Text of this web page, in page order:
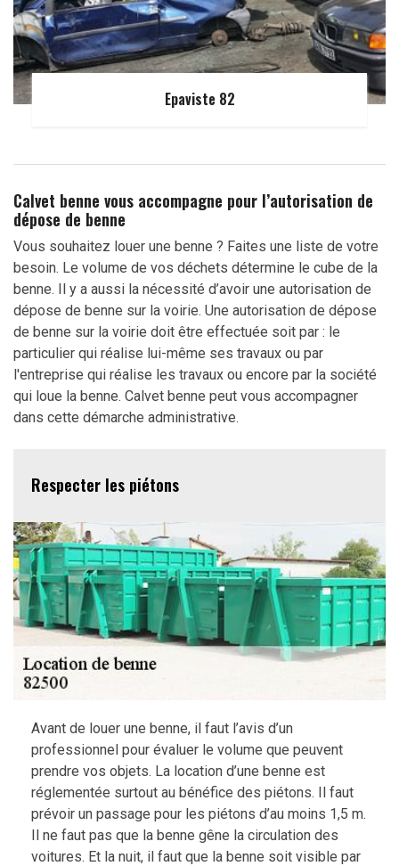
Epaviste 82
Calvet benne vous accompagne pour l’autorisation de
dépose de benne
Vous souhaitez louer une benne ? Faites une liste de votre
besoin. Le volume de vos déchets détermine le cube de la
benne. Il y a aussi la nécessité d’avoir une autorisation de
dépose de benne sur la voirie. Une autorisation de dépose
de benne sur la voirie doit être effectuée soit par : le
particulier qui réalise lui-même ses travaux ou par
l'entreprise qui réalise les travaux ou encore par la société
qui loue la benne. Calvet benne peut vous accompagner
dans cette démarche administrative.
Respecter les piétons
Avant de louer une benne, il faut l’avis d’un
professionnel pour évaluer le volume que peuvent
prendre vos objets. La location d’une benne est
réglementée surtout au bénéfice des piétons. Il faut
prévoir un passage pour les piétons d’au moins 1,5 m.
Il ne faut pas que la benne gêne la circulation des
voitures. Et la nuit, il faut que la benne soit visible par